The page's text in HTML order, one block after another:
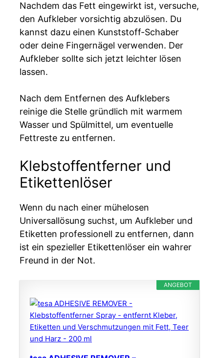
Nachdem das Fett eingewirkt ist, versuche,
den Aufkleber vorsichtig abzulösen. Du
kannst dazu einen Kunststoff-Schaber
oder deine Fingernägel verwenden. Der
Aufkleber sollte sich jetzt leichter lösen
lassen.
Nach dem Entfernen des Aufklebers
reinige die Stelle gründlich mit warmem
Wasser und Spülmittel, um eventuelle
Fettreste zu entfernen.
Klebstoffentferner und
Etikettenlöser
Wenn du nach einer mühelosen
Universallösung suchst, um Aufkleber und
Etiketten professionell zu entfernen, dann
ist ein spezieller Etikettenlöser ein wahrer
Freund in der Not.
ANGEBOT